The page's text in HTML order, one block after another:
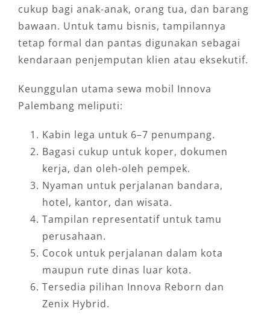
cukup bagi anak-anak, orang tua, dan barang
bawaan. Untuk tamu bisnis, tampilannya
tetap formal dan pantas digunakan sebagai
kendaraan penjemputan klien atau eksekutif.
Keunggulan utama sewa mobil Innova
Palembang meliputi:
Kabin lega untuk 6–7 penumpang.
Bagasi cukup untuk koper, dokumen
kerja, dan oleh-oleh pempek.
Nyaman untuk perjalanan bandara,
hotel, kantor, dan wisata.
Tampilan representatif untuk tamu
perusahaan.
Cocok untuk perjalanan dalam kota
maupun rute dinas luar kota.
Tersedia pilihan Innova Reborn dan
Zenix Hybrid.